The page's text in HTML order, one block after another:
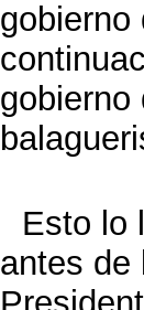
gobierno
gobierno
Esto lo
antes de